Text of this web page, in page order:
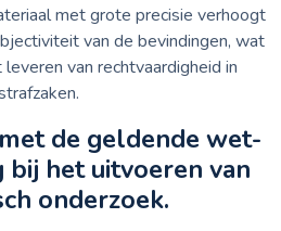
met grote precisie verhoogt
van de bevindingen, wat
van rechtvaardigheid in
de geldende wet-
het uitvoeren van
onderzoek.